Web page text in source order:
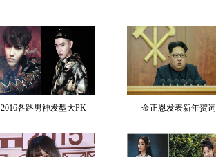
2016各路男神发型大PK 金正恩发表新年贺词